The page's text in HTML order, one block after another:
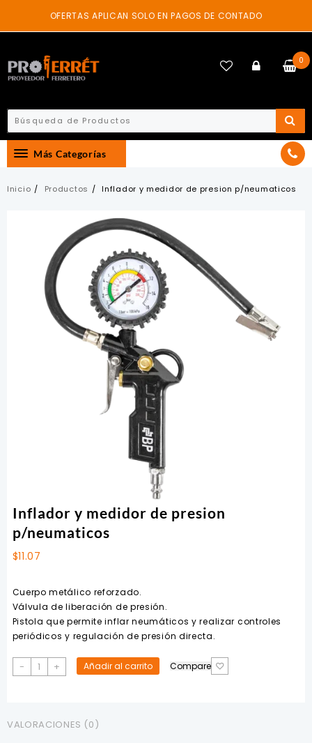
content
OFERTAS APLICAN SOLO EN PAGOS DE CONTADO
0
Más Categorías
Inicio Productos Inflador y medidor de presion p/neumaticos
Inflador y medidor de presion
p/neumaticos
$11.07
Cuerpo metálico reforzado.
Válvula de liberación de presión.
Pistola que permite inflar neumáticos y realizar controles
periódicos y regulación de presión directa.
-
Inflador
y
presion
+ Añadir al carrito Compare
VALORACIONES (0)